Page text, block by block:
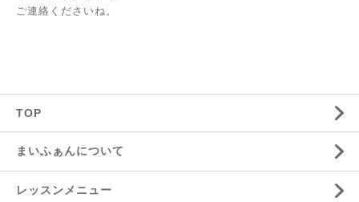
ご連絡くださいね。
TOP
まいふぁんについて
レッスンメニュー